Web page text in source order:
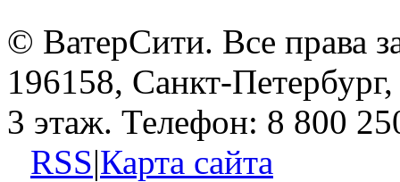
© ВатерСити. Все права
196158, Санкт-
3 этаж. Телефон: 8 800
RSS|Карта сайта